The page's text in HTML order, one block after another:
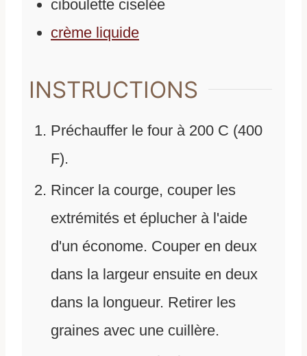
ciboulette ciselée
crème liquide
INSTRUCTIONS
Préchauffer le four à 200 C (400
F).
Rincer la courge, couper les
extrémités et éplucher à l'aide
d'un économe. Couper en deux
dans la largeur ensuite en deux
dans la longueur. Retirer les
graines avec une cuillère.